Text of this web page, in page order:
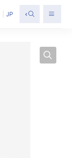
JP <